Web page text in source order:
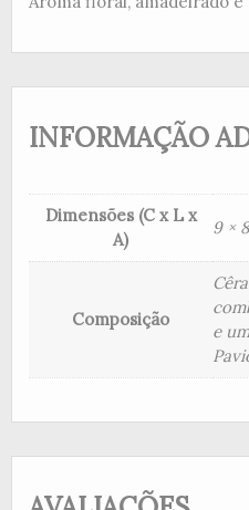
INFORMAÇÃO
Dimensões (C x L x
A)
9 ×
Composição
e